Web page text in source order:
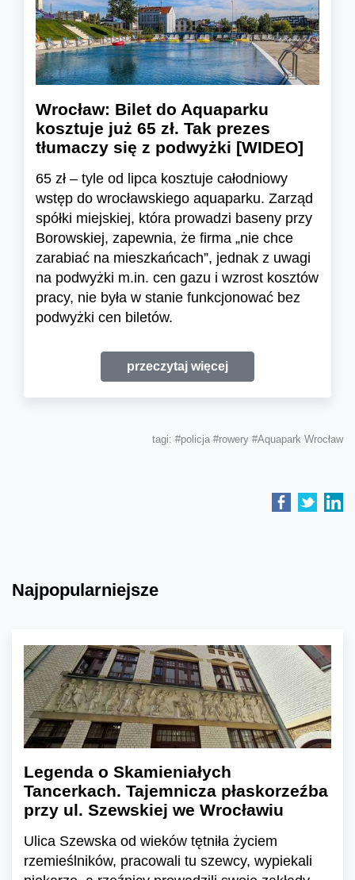
Wrocław: Bilet do Aquaparku
kosztuje już 65 zł. Tak prezes
tłumaczy się z podwyżki [WIDEO]
65 zł – tyle od lipca kosztuje całodniowy
wstęp do wrocławskiego aquaparku. Zarząd
spółki miejskiej, która prowadzi baseny przy
Borowskiej, zapewnia, że firma „nie chce
zarabiać na mieszkańcach”, jednak z uwagi
na podwyżki m.in. cen gazu i wzrost kosztów
pracy, nie była w stanie funkcjonować bez
podwyżki cen biletów.
przeczytaj więcej
tagi: #policja #rowery #Aquapark Wrocław
Najpopularniejsze
Legenda o Skamieniałych
Tancerkach. Tajemnicza płaskorzeźba
przy ul. Szewskiej we Wrocławiu
Ulica Szewska od wieków tętniła życiem
rzemieślników, pracowali tu szewcy, wypiekali